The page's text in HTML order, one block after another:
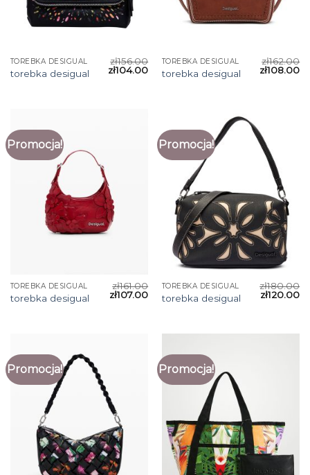
TOREBKA DESIGUAL
torebka desigual
zł156.00
zł104.00
TOREBKA DESIGUAL
torebka desigual
zł162.00
zł108.00
Promocja!
TOREBKA DESIGUAL
torebka desigual
zł161.00
zł107.00
Promocja!
TOREBKA DESIGUAL
torebka desigual
zł180.00
zł120.00
Promocja! Promocja!